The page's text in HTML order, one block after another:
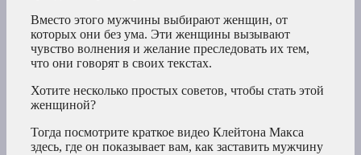
Вместо этого мужчины выбирают женщин, от
которых они без ума. Эти женщины вызывают
чувство волнения и желание преследовать их тем,
что они говорят в своих текстах.
Хотите несколько простых советов, чтобы стать этой
женщиной?
Тогда посмотрите краткое видео Клейтона Макса
здесь, где он показывает вам, как заставить мужчину